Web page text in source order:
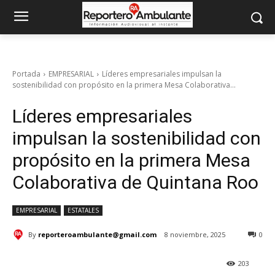
Portada EMPRESARIAL
Líderes empresariales impulsan la
sostenibilidad con propósito en la primera Mesa Colaborativa...
Líderes empresariales
impulsan la sostenibilidad con
propósito en la primera Mesa
Colaborativa de Quintana Roo
EMPRESARIAL ESTATALES
By reporteroambulante@gmail.com 8 noviembre, 2025 0
203